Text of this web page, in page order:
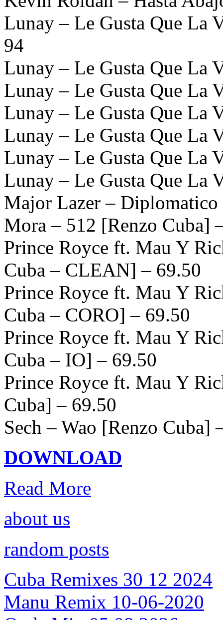
Lunay – Le Gusta Que La
94
Lunay – Le Gusta Que La
Lunay – Le Gusta Que La
Lunay – Le Gusta Que La
Lunay – Le Gusta Que La
Lunay – Le Gusta Que La
Lunay – Le Gusta Que La
Major Lazer –
Mora – 512 [Renzo Cuba]
Prince Royce ft. Mau Y
Cuba – CLEAN] – 69.50
Prince Royce ft. Mau Y
Cuba – CORO] – 69.50
Prince Royce ft. Mau Y
Cuba – IO] – 69.50
Prince Royce ft. Mau Y
Cuba] – 69.50
Sech – Wao [Renzo Cuba]
DOWNLOAD
Read More
about us
random posts
Cuba Remixes 30 12 2024
Manu Remix 10-06-2020